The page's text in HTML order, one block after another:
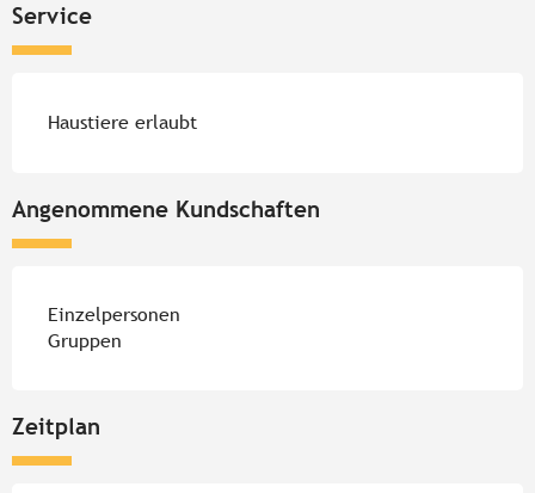
Service
Haustiere erlaubt
Angenommene Kundschaften
Einzelpersonen
Gruppen
Zeitplan